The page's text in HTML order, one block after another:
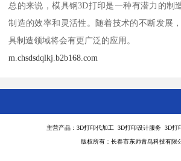
总的来说，模具钢3D打印是一种有潜力的制
制造的效率和灵活性。随着技术的不断发展
具制造领域将会有更广泛的应用。
m.chsdsdqlkj.b2b168.com
主营产品：3D打印代加工 3D打印设计服务 3D打
版权所有：长春市东师青鸟科技有限